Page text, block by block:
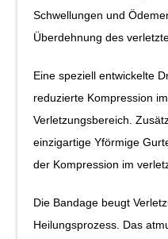
Schwellungen und
Über­dehnung des
Eine speziell entwickelte
reduzierte Kompression
Verletzungsbereich.
einzigartige Y­förmige
der Kompression im
Die Bandage beugt
Heilungsprozess. Das